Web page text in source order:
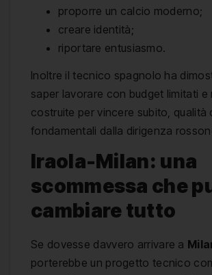
proporre un calcio moderno;
creare identità;
riportare entusiasmo.
Inoltre il tecnico spagnolo ha
saper lavorare con budget limitati e
costruite per vincere subito, qualità
fondamentali dalla dirigenza
Iraola-Milan: una
scommessa che
cambiare tutto
Se dovesse davvero arrivare a
porterebbe un progetto tecnico